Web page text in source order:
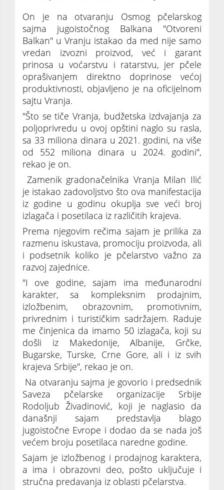
On je na otvaranju Osmog pčelarskog
sajma jugoistočnog Balkana "Otvoreni
Balkan" u Vranju istakao da med nije samo
vredan izvozni proizvod, već i garant
prinosa u voćarstvu i ratarstvu, jer pčele
oprašivanjem direktno doprinose većoj
produktivnosti, objavljeno je na oficijelnom
sajtu Vranja.
"Što se tiče Vranja, budžetska izdvajanja za
poljoprivredu u ovoj opštini naglo su rasla,
sa 33 miliona dinara u 2021. godini, na više
od 552 miliona dinara u 2024. godini",
rekao je on.
Zamenik gradonačelnika Vranja Milan Ilić
je istakao zadovoljstvo što ova manifestacija
iz godine u godinu okuplja sve veći broj
izlagača i posetilaca iz različitih krajeva.
Prema njegovim rečima sajam je prilika za
razmenu iskustava, promociju proizvoda, ali
i podsetnik koliko je pčelarstvo važno za
razvoj zajednice.
"I ove godine, sajam ima međunarodni
karakter, sa kompleksnim prodajnim,
izložbenim, obrazovnim, promotivnim,
privrednim i turističkim sadržajem. Raduje
me činjenica da imamo 50 izlagača, koji su
došli iz Makedonije, Albanije, Grčke,
Bugarske, Turske, Crne Gore, ali i iz svih
krajeva Srbije", rekao je on.
Na otvaranju sajma je govorio i predsednik
Saveza pčelarske organizacije Srbije
Rodoljub Živadinović, koji je naglasio da
današnji sajam predstavlja blago
jugoistočne Evrope i dodao da se nada još
većem broju posetilaca naredne godine.
Sajam je izložbenog i prodajnog karaktera,
a ima i obrazovni deo, pošto uključuje i
stručna predavanja iz oblasti pčelarstva.